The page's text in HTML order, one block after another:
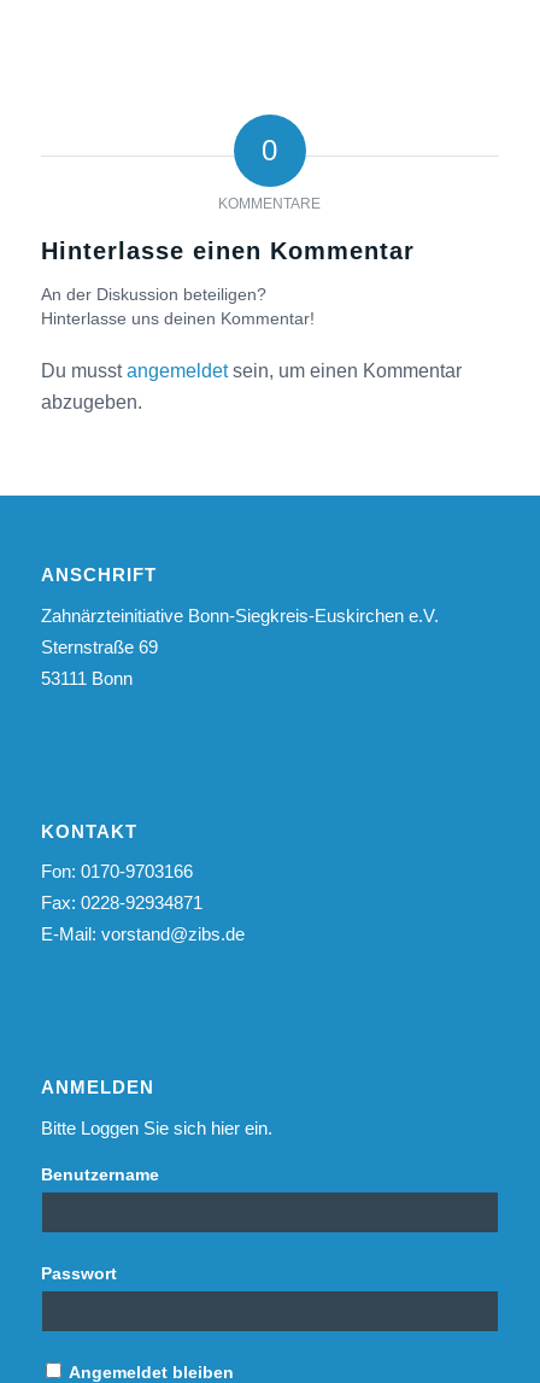
0
KOMMENTARE
Hinterlasse einen Kommentar
An der Diskussion beteiligen?
Hinterlasse uns deinen Kommentar!
Du musstangemeldetsein, um einen Kommentar
abzugeben.
ANSCHRIFT
Zahnärzteinitiative Bonn-Siegkreis-Euskirchen e.V.
Sternstraße 69
53111 Bonn
KONTAKT
Fon: 0170-9703166
Fax: 0228-92934871
E-Mail: vorstand@zibs.de
ANMELDEN
Bitte Loggen Sie sich hier ein.
Benutzername
Passwort
Angemeldet bleiben